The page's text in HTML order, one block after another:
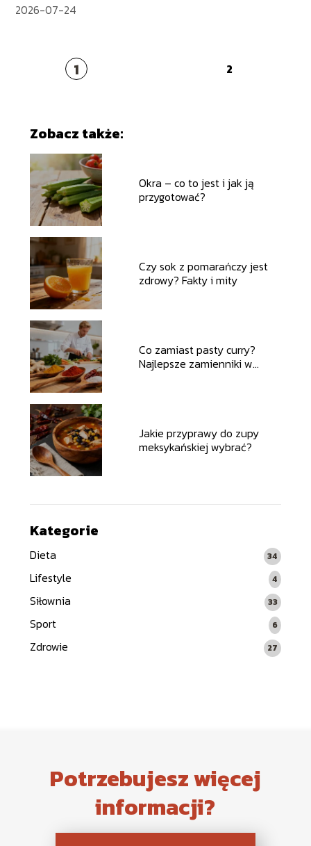
2026-07-24
1 2
Zobacz także:
Okra – co to jest i jak ją
przygotować?
Czy sok z pomarańczy jest
zdrowy? Fakty i mity
Co zamiast pasty curry?
Najlepsze zamienniki w
Jakie przyprawy do zupy
meksykańskiej wybrać?
Kategorie
Dieta 34
Lifestyle 4
Siłownia 33
Sport 6
Zdrowie 27
Potrzebujesz więcej
informacji?